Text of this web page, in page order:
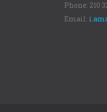
Phone: 210
Email: